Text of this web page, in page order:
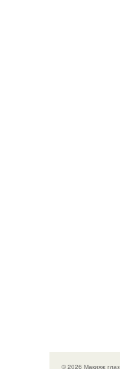
© 2026 Макияж глаз